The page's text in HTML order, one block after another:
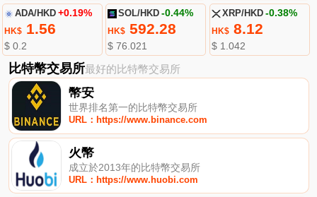
ADA/HKD +0.19%
HK$1.56
$ 0.2
SOL/HKD -0.44%
HK$ 592.28
$ 76.021
XRP/HKD -0.38%
HK$8.12
$ 1.042
比特幣交易所最好的比特幣交易所
幣安
世界排名第一的比特幣交易所
URL：https://www.binance.com
火幣
成立於2013年的比特幣交易所
URL：https://www.huobi.com